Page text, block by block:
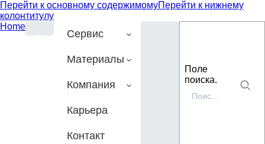
Перейти к основному содержимомуПерейти к нижнему
колонтитулу
Home
Сервис
Материалы
Компания
Карьера
Контакт
Поле
поиска.